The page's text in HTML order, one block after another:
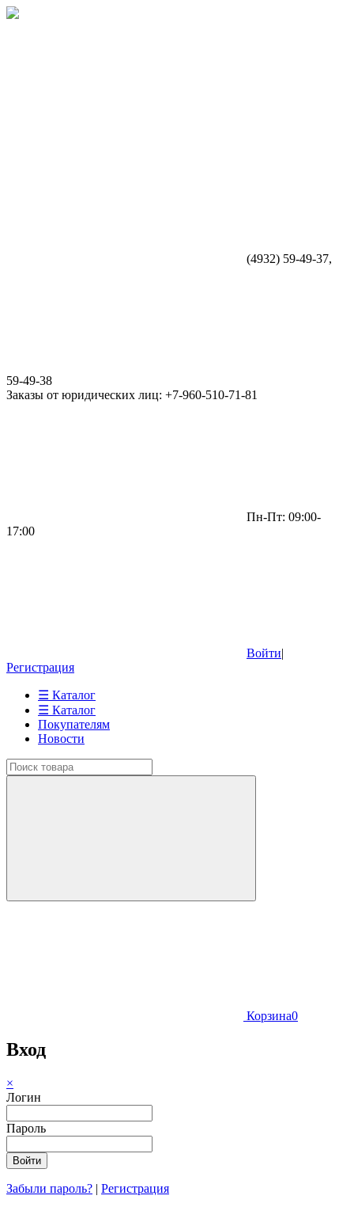
(4932) 59-49-37,
59-49-38
Заказы от юридических лиц: +7-960-510-71-81
Пн-Пт: 09:00-
17:00
Войти|
Регистрация
☰ Каталог
☰ Каталог
Покупателям
Новости
Корзина0
Вход
×
Логин
Пароль
Забыли пароль? | Регистрация